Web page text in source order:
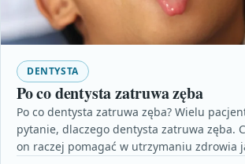
DENTYSTA
Po co dentysta zatruwa zęba
Po co dentysta zatruwa zęba? Wielu
pytanie, dlaczego dentysta zatruwa zęba.
on raczej pomagać w utrzymaniu zdrowia